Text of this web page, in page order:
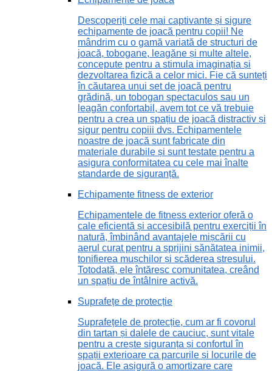
Descoperiți cele mai captivante și sigure
echipamente de joacă pentru copii! Ne
mândrim cu o gamă variată de structuri de
joacă, tobogane, leagăne și multe altele,
concepute pentru a stimula imaginația și
dezvoltarea fizică a celor mici. Fie că sunteți
în căutarea unui set de joacă pentru
grădină, un tobogan spectaculos sau un
leagăn confortabil, avem tot ce vă trebuie
pentru a crea un spațiu de joacă distractiv și
sigur pentru copiii dvs. Echipamentele
noastre de joacă sunt fabricate din
materiale durabile și sunt testate pentru a
asigura conformitatea cu cele mai înalte
standarde de siguranță.
Echipamente fitness de exterior
Echipamentele de fitness exterior oferă o
cale eficientă și accesibilă pentru exerciții în
natură, îmbinând avantajele mișcării cu
aerul curat pentru a sprijini sănătatea inimii,
tonifierea mușchilor și scăderea stresului.
Totodată, ele întăresc comunitatea, creând
un spațiu de întâlnire activă.
Suprafețe de protecție
Suprafețele de protecție, cum ar fi covorul
din tartan și dalele de cauciuc, sunt vitale
pentru a crește siguranța și confortul în
spații exterioare ca parcurile și locurile de
joacă. Ele asigură o amortizare care